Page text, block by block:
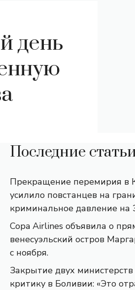
день
Последние
Прекращение перемирия в
усилило повстанцев на
криминальное давление на
Copa Airlines объявила о
венесуэльский остров
с ноября.
Закрытие двух
критику в Боливии: «Это